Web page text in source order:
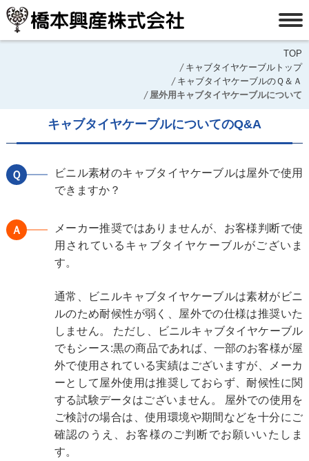
TOP
キャブタイヤケーブルトップ
キャブタイヤケーブルのＱ＆Ａ
屋外用キャブタイヤケーブルについて
キャブタイヤケーブルについてのQ&A
Ｑ
ビニル素材のキャブタイヤケーブルは屋外で使用
できますか？
Ａ
メーカー推奨ではありませんが、お客様判断で使
用されているキャブタイヤケーブルがございま
す。
通常、ビニルキャブタイヤケーブルは素材がビニ
ルのため耐候性が弱く、屋外での仕様は推奨いた
しません。 ただし、ビニルキャブタイヤケーブル
でもシース:黒の商品であれば、一部のお客様が屋
外で使用されている実績はございますが、メーカ
ーとして屋外使用は推奨しておらず、耐候性に関
する試験データはございません。 屋外での使用を
ご検討の場合は、使用環境や期間などを十分にご
確認のうえ、お客様のご判断でお願いいたしま
す。